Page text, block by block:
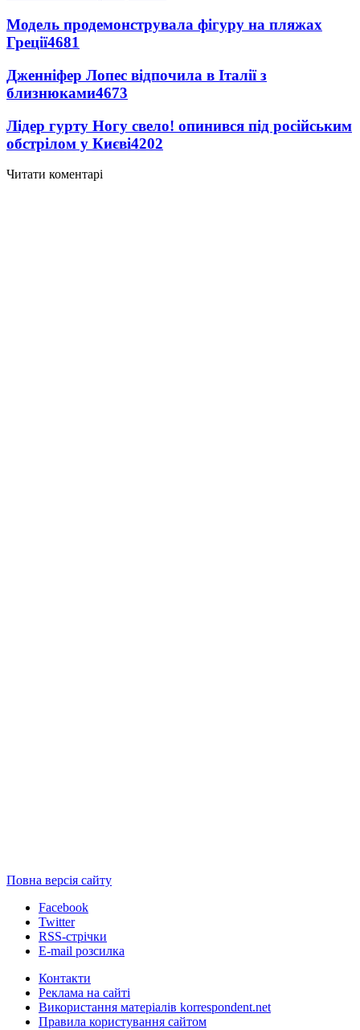
Модель продемонструвала фігуру на пляжах
Греції4681
Дженніфер Лопес відпочила в Італії з
близнюками4673
Лідер гурту Ногу свело! опинився під російським
обстрілом у Києві4202
Читати коментарі
Повна версія сайту
Facebook
Twitter
RSS-стрічки
E-mail розсилка
Контакти
Реклама на сайті
Використання матеріалів korrespondent.net
Правила користування сайтом